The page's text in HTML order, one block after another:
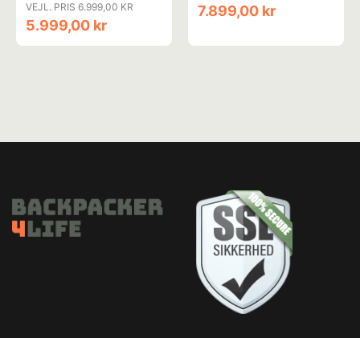
VEJL. PRIS 6.999,00 KR
5.999,00 kr
7.899,00 kr